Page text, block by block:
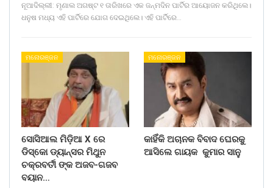
ନୂଆଦିଲ୍ଲୀ: ମୃଣାଲ ଅଗଷ୍ଟ ୧ ତାରିଖରେ ଏକ ଜନ୍ମଦିନ ପାର୍ଟିର ଆୟୋଜନ କରିଥିଲେ।
ଧନୁଷ ମଧ୍ୟ ଏହି ପାର୍ଟିରେ ଯୋଗ ଦେଇଥିଲେ। ଏହି ପାର୍ଟିରେ…
ମନୋରଞ୍ଜନ
ସୋସିଆଲ ମିଡ଼ିଆ X ରେ
ଡିସ୍କୋ ଡ୍ୟାନ୍ସର ମିଥୁନ
ଚକ୍ରବର୍ତୀ ଙ୍କ ଅଜବ-ଗଜବ
ବୟାନ…
ମନୋରଞ୍ଜନ
କାହିଁକି ଅଚାନକ ବିବାଦ ଘେରକୁ
ଆସିଲେ ଗାୟକ କୁମାର ସାନୁ